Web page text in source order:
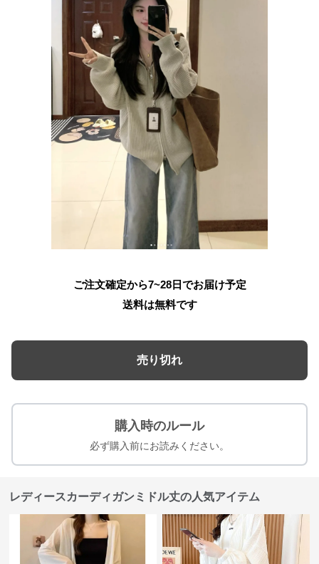
ご注文確定から7~28日でお届け予定
送料は無料です
売り切れ
購入時のルール
必ず購入前にお読みください。
レディースカーディガンミドル丈の人気アイテム